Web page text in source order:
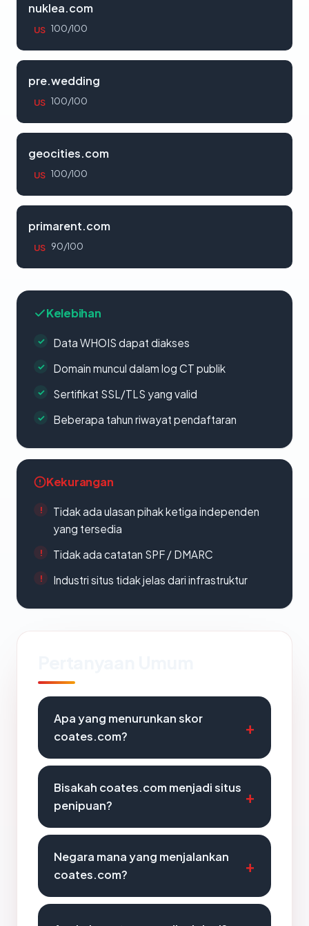
nuklea.com
US 100/100
pre.wedding
US 100/100
geocities.com
US 100/100
primarent.com
US 90/100
Kelebihan
Data WHOIS dapat diakses
Domain muncul dalam log CT publik
Sertifikat SSL/TLS yang valid
Beberapa tahun riwayat pendaftaran
Kekurangan
Tidak ada ulasan pihak ketiga independen
yang tersedia
Tidak ada catatan SPF / DMARC
Industri situs tidak jelas dari infrastruktur
Apa yang menurunkan skor
coates.com?
Bisakah coates.com menjadi situs
penipuan?
Negara mana yang menjalankan
coates.com?